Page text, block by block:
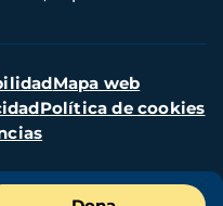
Mapa web
Política de cookies